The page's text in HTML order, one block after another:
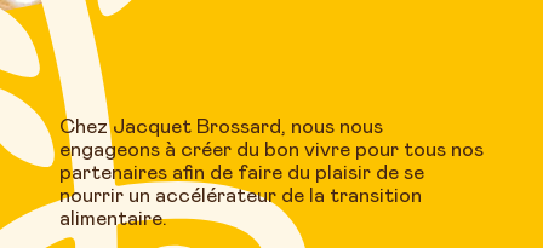
Chez Jacquet Brossard, nous nous
engageons à créer du bon vivre pour tous nos
partenaires afin de faire du plaisir de se
nourrir un accélérateur de la transition
alimentaire.